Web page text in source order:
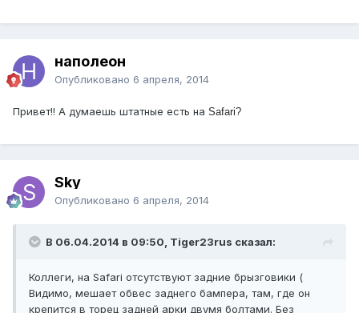
наполеон
Опубликовано 6 апреля, 2014
Привет!! А думаешь штатные есть на Safari?
Sky
Опубликовано 6 апреля, 2014
В 06.04.2014 в 09:50, Tiger23rus сказал:
Коллеги, на Safari отсутствуют задние брызговики (
Видимо, мешает обвес заднего бампера, там, где он
крепится в торец задней арки двумя болтами. Без